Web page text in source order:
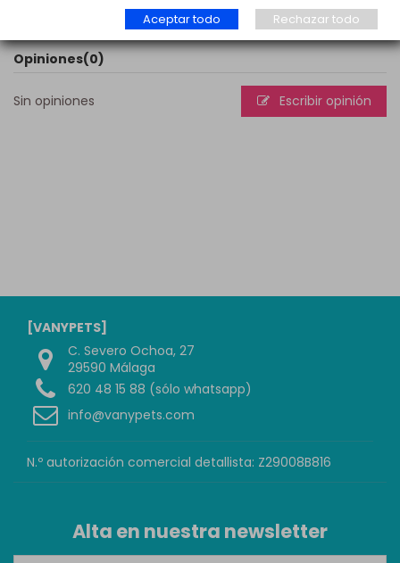
Opiniones(0)
Sin opiniones Escribir opinión
[VANYPETS]
C. Severo Ochoa, 27
29590 Málaga
620 48 15 88 (sólo whatsapp)
info@vanypets.com
N.º autorización comercial detallista: Z29008B816
Alta en nuestra newsletter
Aceptar todo Rechazar todo